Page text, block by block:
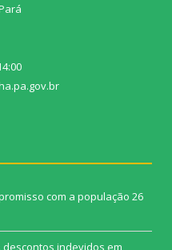
com a população 26
indevidos em